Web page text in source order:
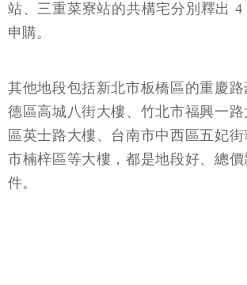
站、三重菜寮站的共構宅分別釋出 4
申購。
其他地段包括新北市板橋區的重慶
德區高城八街大樓、竹北市福興一
區英士路大樓、台南市中西區五妃
市楠梓區等大樓，都是地段好、總
件。